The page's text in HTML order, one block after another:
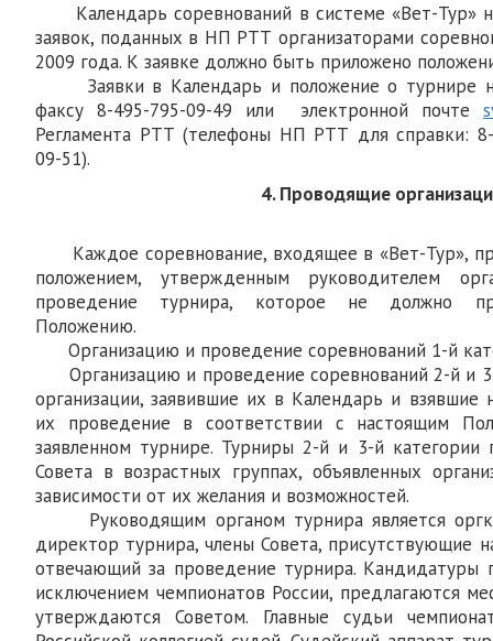
Календарь соревнований в системе «Вет-Тур»
заявок, поданных в НП РТТ организаторами
2009 года. К заявке должно быть приложено
Заявки в Календарь и положение о турнире
факсу 8-495-795-09-49 или электронной почте
Регламента РТТ (телефоны НП РТТ для справки:
09-51).
4. Проводящие
Каждое соревнование, входящее в «Вет-Тур»,
положением, утвержденным руководителем
проведение турнира, которое не должно
Положению.
Организацию и проведение соревнований 1-й
Организацию и проведение соревнований 2-й и
организации, заявившие их в Календарь и взявшие
их проведение в соответствии с настоящим
заявленном турнире. Турниры 2-й и 3-й категории
Совета в возрастных группах, объявленных
зависимости от их желания и возможностей.
Руководящим органом турнира является
директор турнира, члены Совета, присутствующие
отвечающий за проведение турнира. Кандидатуры
исключением чемпионатов России, предлагаются
утверждаются Советом. Главные судьи